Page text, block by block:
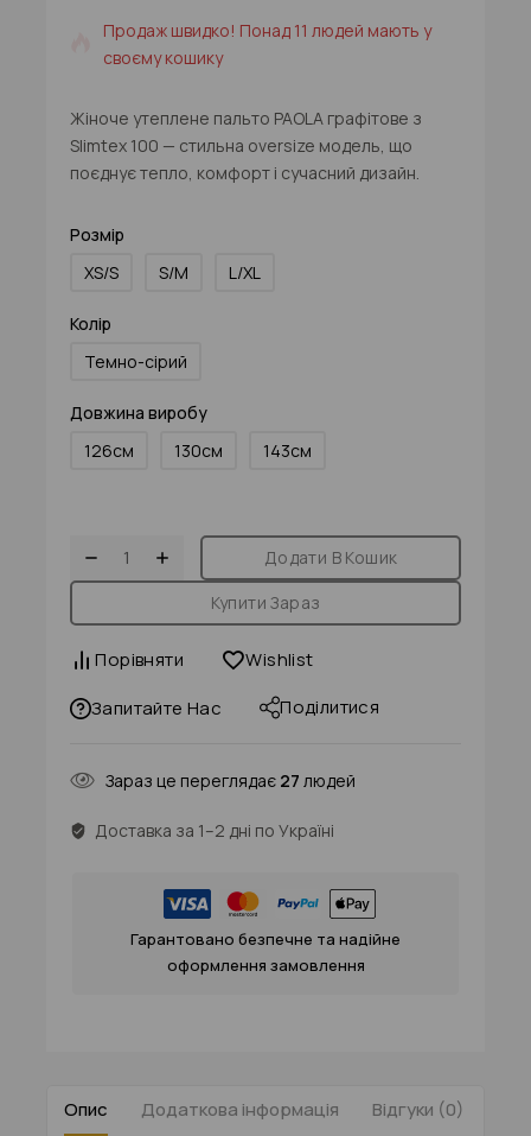
Продаж швидко! Понад 11 людей мають у
своєму кошику
Жіноче утеплене пальто PAOLA графітове з
Slimtex 100 — стильна oversize модель, що
поєднує тепло, комфорт і сучасний дизайн.
Розмір
XS/S
S/M L/XL
Колір
Темно-сірий
Довжина виробу
126см
130см 143см
Додати В Кошик
Купити Зараз
Порівняти
Wishlist
Запитайте Нас
Поділитися
Зараз це переглядає 27 людей
Доставка за 1–2 дні по Україні
Гарантовано безпечне та надійне
оформлення замовлення
Опис Додаткова інформація Відгуки (0)